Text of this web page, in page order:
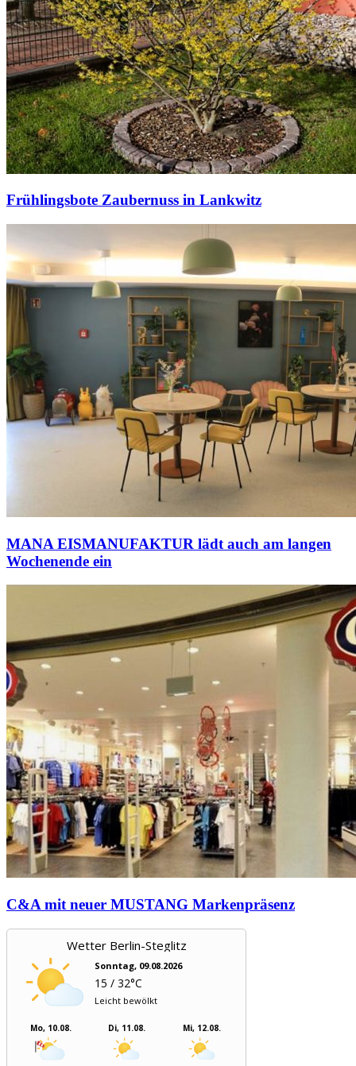
Frühlingsbote Zaubernuss in Lankwitz
MANA EISMANUFAKTUR lädt auch am langen
Wochenende ein
C&A mit neuer MUSTANG Markenpräsenz
Wetter Berlin-Steglitz
Sonntag, 09.08.2026
15 / 32°C
Leicht bewölkt
Mo, 10.08. Di, 11.08. Mi, 12.08.